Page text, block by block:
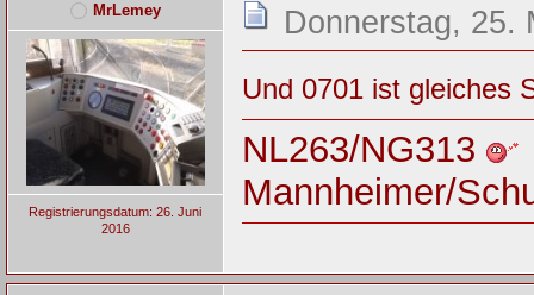
MrLemey
Registrierungsdatum: 26. Juni
2016
Donnerstag, 25.
Und 0701 ist gleiches
NL263/NG313
Mannheimer/